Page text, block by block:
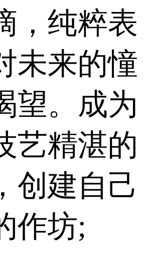
，纯粹表
未来的憧
望。成为
艺精湛的
创建自己
作坊;